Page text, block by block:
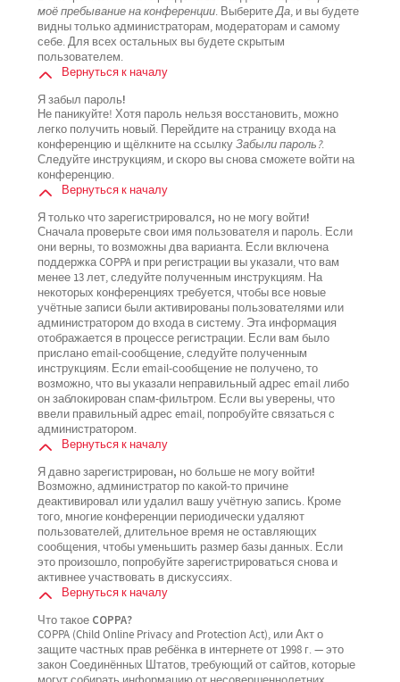
моё пребывание на конференции. ВыберитеДа, и вы будете
видны только администраторам, модераторам и самому
себе. Для всех остальных вы будете скрытым
пользователем.
Вернуться к началу
Я забыл пароль!
Не паникуйте! Хотя пароль нельзя восстановить, можно
легко получить новый. Перейдите на страницу входа на
конференцию и щёлкните на ссылкуЗабыли пароль?.
Следуйте инструкциям, и скоро вы снова сможете войти на
конференцию.
Вернуться к началу
Я только что зарегистрировался, но не могу войти!
Сначала проверьте свои имя пользователя и пароль. Если
они верны, то возможны два варианта. Если включена
поддержка COPPA и при регистрации вы указали, что вам
менее 13 лет, следуйте полученным инструкциям. На
некоторых конференциях требуется, чтобы все новые
учётные записи были активированы пользователями или
администратором до входа в систему. Эта информация
отображается в процессе регистрации. Если вам было
прислано email-сообщение, следуйте полученным
инструкциям. Если email-сообщение не получено, то
возможно, что вы указали неправильный адрес email либо
он заблокирован спам-фильтром. Если вы уверены, что
ввели правильный адрес email, попробуйте связаться с
администратором.
Вернуться к началу
Я давно зарегистрирован, но больше не могу войти!
Возможно, администратор по какой-то причине
деактивировал или удалил вашу учётную запись. Кроме
того, многие конференции периодически удаляют
пользователей, длительное время не оставляющих
сообщения, чтобы уменьшить размер базы данных. Если
это произошло, попробуйте зарегистрироваться снова и
активнее участвовать в дискуссиях.
Вернуться к началу
Что такое COPPA?
COPPA (Child Online Privacy and Protection Act), или Акт о
защите частных прав ребёнка в интернете от 1998 г. — это
закон Соединённых Штатов, требующий от сайтов, которые